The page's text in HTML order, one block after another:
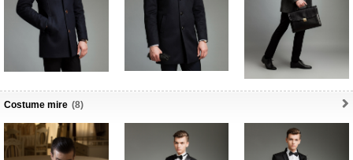
Costume mire (8)